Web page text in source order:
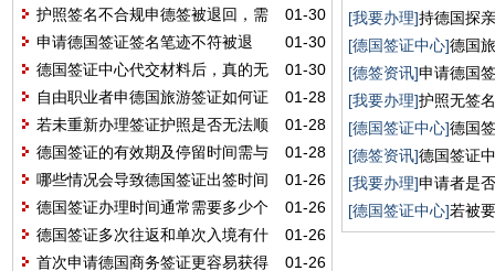
01-30
护照签名不合规申德签被退回，需
重新办理护照再申请吗？
01-30
申请德国签证签名笔迹不符被退
回，重新申请通过率会受影响吗？
01-30
德国签证中心代交材料后，真的无
法得知签证审批结果吗？
01-28
自由职业者申德国旅游签证如何证
明国内的强约束力呢？
01-28
若未重新办理签证护照是否无法顺
利入境德国呢？
01-28
德国签证的有效期及停留时间需与
申请信息一致吗？
01-26
哪些情况会导致德国签证出签时间
延迟呢？
01-26
德国签证办理时间通常需要多少个
工作日呢？
01-26
德国签证多次往返和单次入境有什
么不同呢？
01-26
首次申请德国商务签证更容易获得
请吗？
[我要办理]持德国探
些影响？
[德国签证中心]德国
出签延期？
[德签资讯]申请德国
会受影响吗？
[我要办理]护照无签
些材料？
[德国签证中心]德国
什么？
[德签资讯]德国签证
果吗？
[我要办理]申请者是
请呢？
[德国签证中心]若被
准备？